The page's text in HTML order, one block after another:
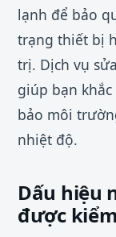
lạnh để bảo
trạng thiết bị
trị. Dịch vụ
giúp bạn
bảo môi
nhiệt độ.
Dấu hiệu
được